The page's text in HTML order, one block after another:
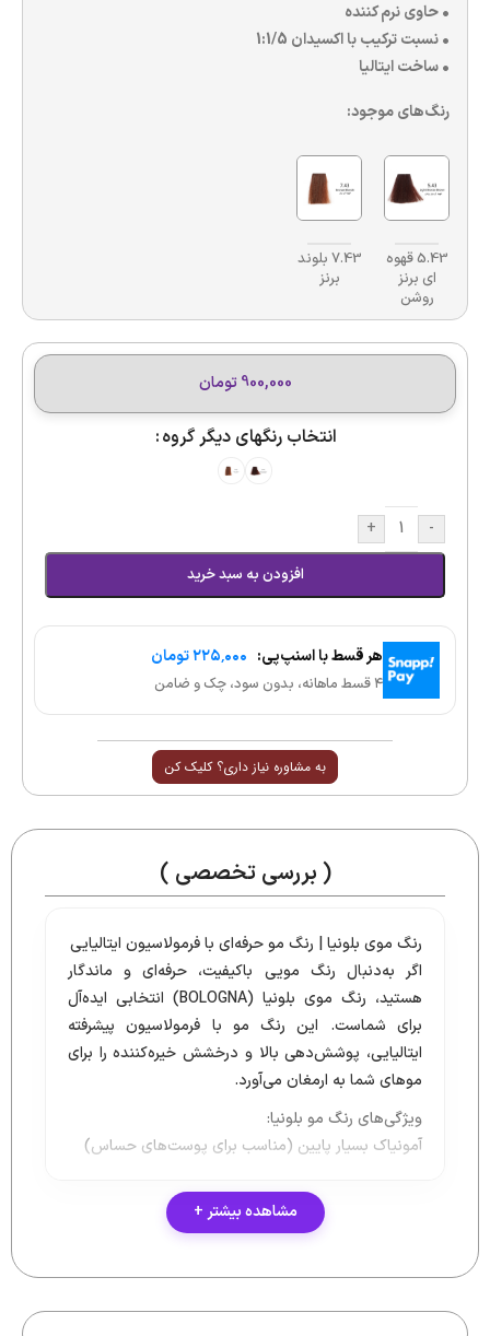
• حاوی نرم کننده
• نسبت ترکیب با اکسیدان 1:1/5
• ساخت ایتالیا
رنگ‌های موجود:
5.43 قهوه
ای برنز
روشن
7.43 بلوند
برنز
900,000 تومان
انتخاب رنگهای دیگر گروه
-
+
افزودن به سبد خرید
هر قسط با اسنپ‌پی: ۲۲۵٬۰۰۰ تومان
۴ قسط ماهانه، بدون سود، چک و ضامن
به مشاوره نیاز داری؟ کلیک کن
( بررسی تخصصی )
رنگ موی بلونیا | رنگ مو حرفه‌ای با فرمولاسیون ایتالیایی
اگر به‌دنبال رنگ مویی باکیفیت، حرفه‌ای و ماندگار
هستید، رنگ موی بلونیا (BOLOGNA) انتخابی ایده‌آل
برای شماست. این رنگ مو با فرمولاسیون پیشرفته
ایتالیایی، پوشش‌دهی بالا و درخشش خیره‌کننده را برای
موهای شما به ارمغان می‌آورد.
ویژگی‌های رنگ مو بلونیا:
آمونیاک بسیار پایین (مناسب برای پوست‌های حساس)
غنی‌شده با پروتئین هیدرولیز شده گندم برای نرمی و
مشاهده بیشتر +